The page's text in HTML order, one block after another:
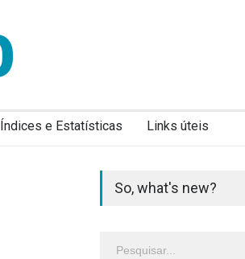
Índices e Estatísticas Links úteis
So, what's new?